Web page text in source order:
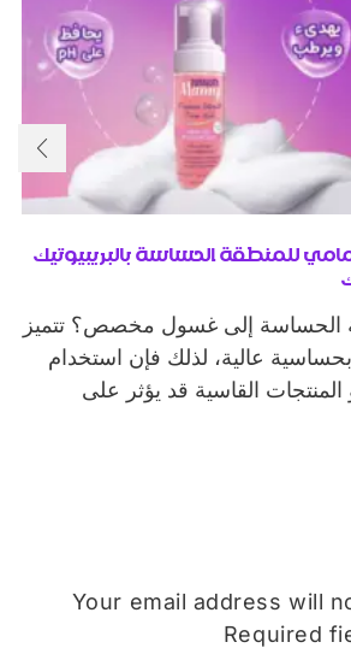
للمنطقة الحساسة بالبريبيوتيك
الحساسة إلى غسول مخصص؟ تتميز
عالية، لذلك فإن استخدام
المنتجات القاسية قد يؤثر على
Your email address will
Required